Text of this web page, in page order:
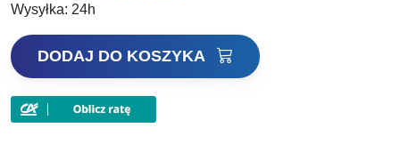
Wysyłka: 24h
ilość
Daiwa
Tournament
DODAJ DO KOSZYKA